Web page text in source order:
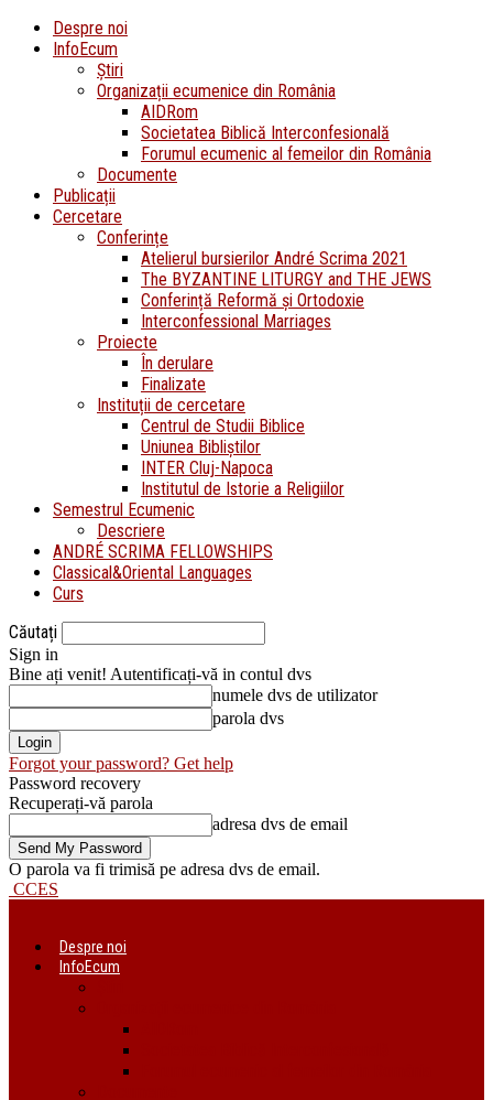
Despre noi
InfoEcum
Știri
Organizații ecumenice din România
AIDRom
Societatea Biblică Interconfesională
Forumul ecumenic al femeilor din România
Documente
Publicații
Cercetare
Conferințe
Atelierul bursierilor André Scrima 2021
The BYZANTINE LITURGY and THE JEWS
Conferință Reformă și Ortodoxie
Interconfessional Marriages
Proiecte
În derulare
Finalizate
Instituții de cercetare
Centrul de Studii Biblice
Uniunea Bibliștilor
INTER Cluj-Napoca
Institutul de Istorie a Religiilor
Semestrul Ecumenic
Descriere
ANDRÉ SCRIMA FELLOWSHIPS
Classical&Oriental Languages
Curs
Căutați
Sign in
Bine ați venit! Autentificați-vă in contul dvs
numele dvs de utilizator
parola dvs
Forgot your password? Get help
Password recovery
Recuperați-vă parola
adresa dvs de email
O parola va fi trimisă pe adresa dvs de email.
CCES
Despre noi
InfoEcum